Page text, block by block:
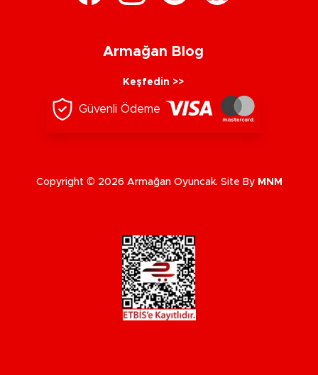
Armağan Blog
Keşfedin >>
Güvenli Ödeme
Copyright © 2026 Armağan Oyuncak. Site By MNM